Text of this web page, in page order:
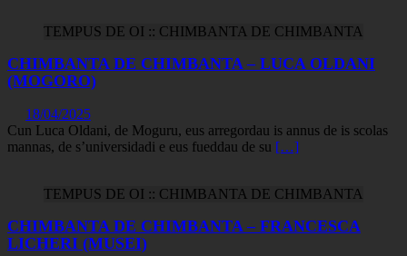
TEMPUS DE OI :: CHIMBANTA DE CHIMBANTA
CHIMBANTA DE CHIMBANTA – LUCA OLDANI
(MOGORO)
18/04/2025
Cun Luca Oldani, de Moguru, eus arregordau is annus de is scolas
mannas, de s’universidadi e eus fueddau de su […]
TEMPUS DE OI :: CHIMBANTA DE CHIMBANTA
CHIMBANTA DE CHIMBANTA – FRANCESCA
LICHERI (MUSEI)